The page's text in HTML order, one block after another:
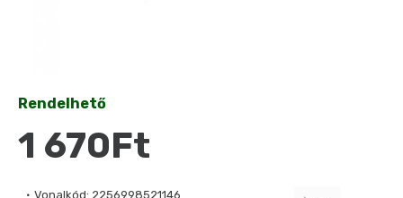
Vonalkód: 2256998521146
Rendelhető
1 670Ft